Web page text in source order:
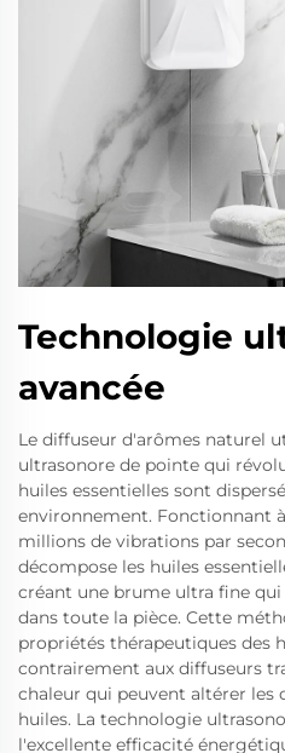
Technologie
avancée
Le diffuseur d'arômes naturel
ultrasonore de pointe qui
huiles essentielles sont
environnement. Fonctionnant
millions de vibrations par
décompose les huiles
créant une brume ultra fine
dans toute la pièce. Cette
propriétés thérapeutiques des
contrairement aux diffuseurs
chaleur qui peuvent altérer les
huiles. La technologie
l'excellente efficacité